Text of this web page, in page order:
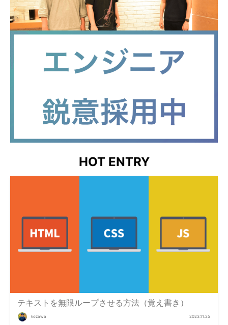
HOT ENTRY
テキストを無限ループさせる方法（覚え書き）
kozawa 2023.11.25